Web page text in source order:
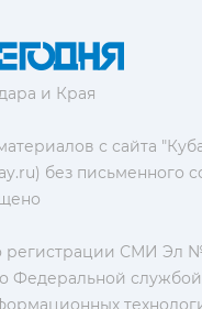
и Края
с сайта
без письменного
регистрации СМИ Эл
Федеральной